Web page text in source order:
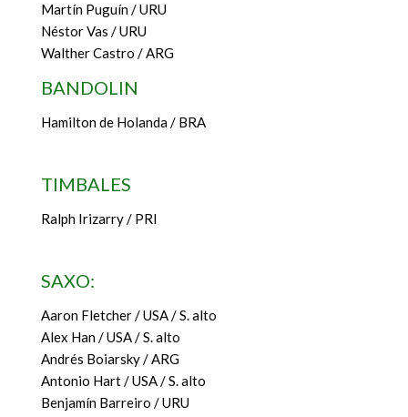
Martín Puguín / URU
Néstor Vas / URU
Walther Castro / ARG
BANDOLIN
Hamilton de Holanda / BRA
TIMBALES
Ralph Irizarry / PRI
SAXO:
Aaron Fletcher / USA / S. alto
Alex Han / USA / S. alto
Andrés Boiarsky / ARG
Antonio Hart / USA / S. alto
Benjamín Barreiro / URU